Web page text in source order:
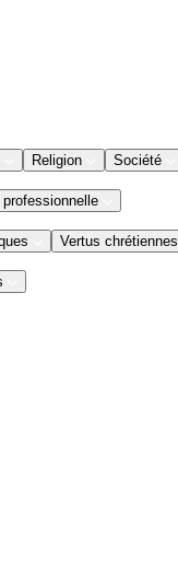
Religion Société
Vertus chrétiennes